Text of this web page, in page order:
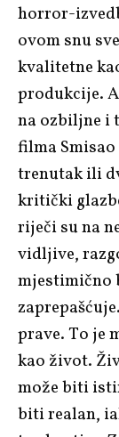
horror-
ovom snu
kvalitetne
produkcije.
na ozbiljne i
filma
trenutak ili
kritički
riječi su na
vidljive,
mjestimično
prave. To je
kao život.
može biti
biti realan,